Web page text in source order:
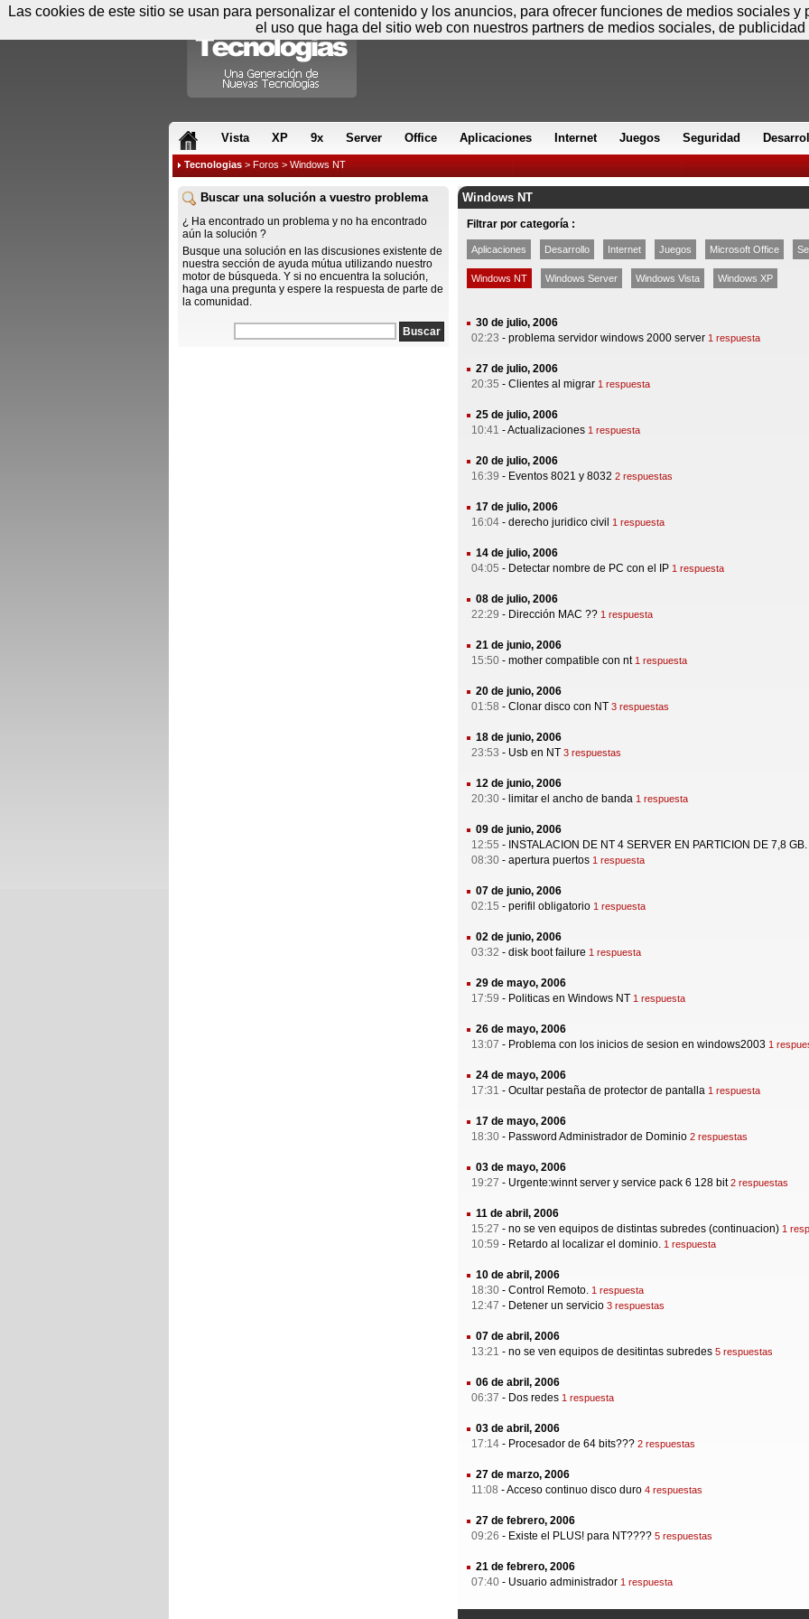
Vista XP 9x Server Office Aplicaciones Internet Juegos Seguridad
Tecnologias > Foros > Windows NT
Buscar una solución a vuestro problema
¿ Ha encontrado un problema y no ha encontrado
aún la solución ?
Busque una solución en las discusiones existente de
nuestra sección de ayuda mútua utilizando nuestro
motor de búsqueda. Y si no encuentra la solución,
haga una pregunta y espere la respuesta de parte de
la comunidad.
Windows NT
Filtrar por categoría :
Aplicaciones Desarrollo Internet Juegos Microsoft Office
Windows NT Windows Server Windows Vista Windows XP
30 de julio, 2006
02:23 - problema servidor windows 2000 server 1 respuesta
27 de julio, 2006
20:35 - Clientes al migrar 1 respuesta
25 de julio, 2006
10:41 -Actualizaciones 1 respuesta
20 de julio, 2006
16:39 - Eventos 8021 y 8032 2 respuestas
17 de julio, 2006
16:04 - derecho juridico civil 1 respuesta
14 de julio, 2006
04:05 - Detectar nombre de PC con el IP 1 respuesta
08 de julio, 2006
22:29 - Dirección MAC ?? 1 respuesta
21 de junio, 2006
15:50 - mother compatible con nt 1 respuesta
20 de junio, 2006
01:58 - Clonar disco con NT 3 respuestas
18 de junio, 2006
23:53 - Usb en NT 3 respuestas
12 de junio, 2006
20:30 - limitar el ancho de banda 1 respuesta
09 de junio, 2006
12:55 - INSTALACION DE NT 4 SERVER EN PARTICION DE 7,8 GB.
08:30 - apertura puertos 1 respuesta
07 de junio, 2006
02:15 - perifil obligatorio 1 respuesta
02 de junio, 2006
03:32 - disk boot failure 1 respuesta
29 de mayo, 2006
17:59 - Politicas en Windows NT 1 respuesta
26 de mayo, 2006
13:07 - Problema con los inicios de sesion en windows2003 1
24 de mayo, 2006
17:31 - Ocultar pestaña de protector de pantalla 1 respuesta
17 de mayo, 2006
18:30 - Password Administrador de Dominio 2 respuestas
03 de mayo, 2006
19:27 - Urgente:winnt server y service pack 6 128 bit 2 respuestas
11 de abril, 2006
15:27 - no se ven equipos de distintas subredes (continuacion) 1
10:59 - Retardo al localizar el dominio. 1 respuesta
10 de abril, 2006
18:30 - Control Remoto. 1 respuesta
12:47 - Detener un servicio 3 respuestas
07 de abril, 2006
13:21 - no se ven equipos de desitintas subredes 5 respuestas
06 de abril, 2006
06:37 - Dos redes 1 respuesta
03 de abril, 2006
17:14 - Procesador de 64 bits??? 2 respuestas
27 de marzo, 2006
11:08 -Acceso continuo disco duro 4 respuestas
27 de febrero, 2006
09:26 - Existe el PLUS! para NT???? 5 respuestas
21 de febrero, 2006
07:40 - Usuario administrador 1 respuesta
Las cookies de este sitio se usan para personalizar el contenido y los anuncios, para ofrecer funciones de medios sociales
el uso que haga del sitio web con nuestros partners de medios sociales, de